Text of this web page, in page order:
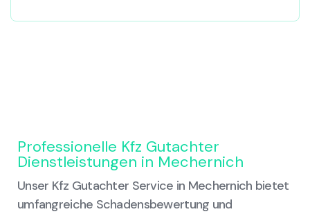
Professionelle Kfz Gutachter
Dienstleistungen in Mechernich
Unser Kfz Gutachter Service in Mechernich bietet
umfangreiche Schadensbewertung und